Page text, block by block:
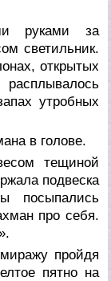
руками за
светильник.
открытых
утробных
в голове.
тещиной
подвеска
посыпались
про себя.
пройдя
пятно на